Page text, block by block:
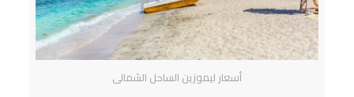
أسعار ليموزين الساحل الشمالى